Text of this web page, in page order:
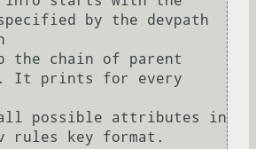
by the devpath
the chain of parent
It prints for every
possible attributes in
rules key format.